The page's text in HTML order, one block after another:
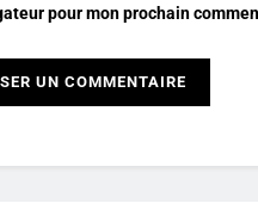
pour mon prochain